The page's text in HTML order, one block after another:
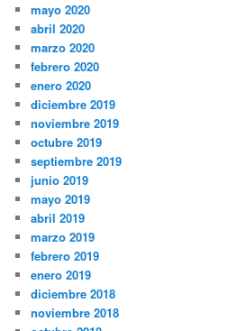
mayo 2020
abril 2020
marzo 2020
febrero 2020
enero 2020
diciembre 2019
noviembre 2019
octubre 2019
septiembre 2019
junio 2019
mayo 2019
abril 2019
marzo 2019
febrero 2019
enero 2019
diciembre 2018
noviembre 2018